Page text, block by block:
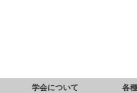
学会について
各